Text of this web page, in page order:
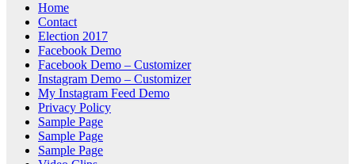
Home
Contact
Election 2017
Facebook Demo
Facebook Demo – Customizer
Instagram Demo – Customizer
My Instagram Feed Demo
Privacy Policy
Sample Page
Sample Page
Sample Page